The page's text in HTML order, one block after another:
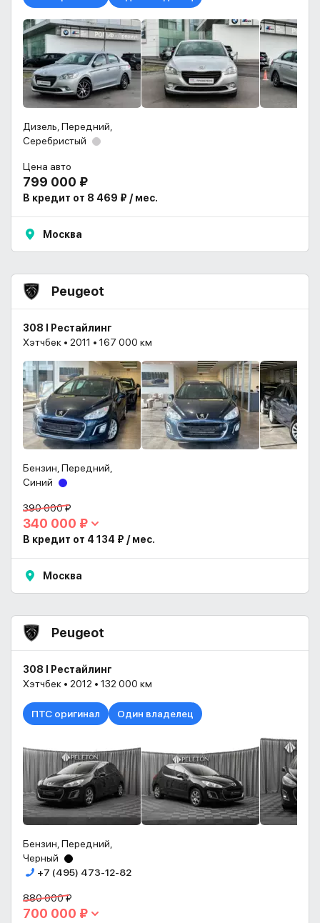
Дизель, Передний,
Серебристый
Цена авто
799 000 ₽
В кредит от 8 469 ₽ / мес.
Москва
Peugeot
308 I Рестайлинг
Хэтчбек • 2011 • 167 000 км
Бензин, Передний,
Синий
390 000 ₽
340 000 ₽
В кредит от 4 134 ₽ / мес.
Москва
Peugeot
308 I Рестайлинг
Хэтчбек • 2012 • 132 000 км
ПТС оригинал Один владелец
Бензин, Передний,
Черный
+7 (495) 473-12-82
880 000 ₽
700 000 ₽